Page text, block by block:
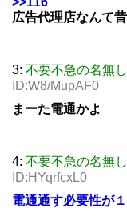
広告代理店なんて
3: 不要不急の名無
ID:W8/MupAF0
まーた電通かよ
4: 不要不急の名無
ID:HYqrfcxL0
電通通す必要性が